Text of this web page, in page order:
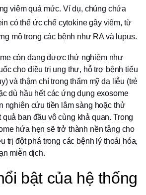
viêm quá mức. Ví dụ, chúng chứa
có thể ức chế cytokine gây viêm, từ
mô trong các bệnh như RA và lupus.
còn đang được thử nghiệm như
cho điều trị ung thư, hỗ trợ bệnh tiểu
và thậm chí trong thẩm mỹ da liễu (trẻ
dù hầu hết các ứng dụng exosome
nghiên cứu tiền lâm sàng hoặc thử
quả ban đầu vô cùng khả quan. Trong
hứa hẹn sẽ trở thành nền tảng cho
trị đột phá trong các bệnh lý thoái hóa,
miễn dịch.
bật của hệ thống